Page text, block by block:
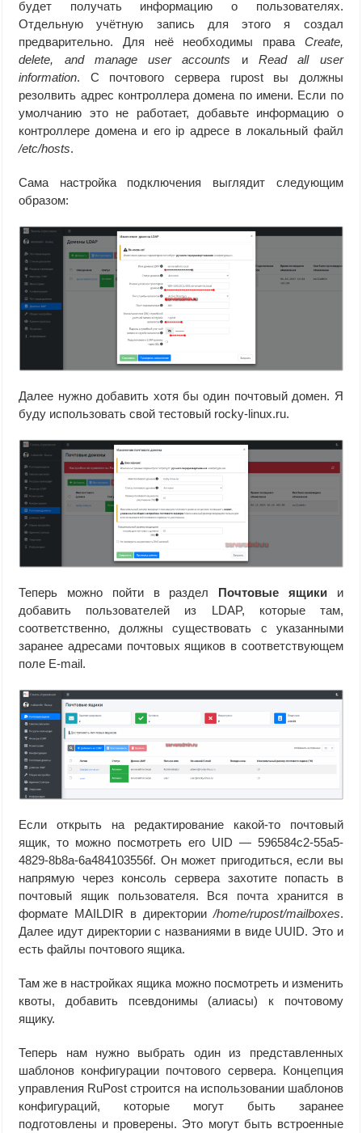
будет получать информацию о пользователях.
Отдельную учётную запись для этого я создал
предварительно. Для неё необходимы права Create,
delete, and manage user accounts иRead all user
information. С почтового сервера rupost вы должны
резолвить адрес контроллера домена по имени. Если по
умолчанию это не работает, добавьте информацию о
контроллере домена и его ip адресе в локальный файл
/etc/hosts.
Сама настройка подключения выглядит следующим
образом:
Далее нужно добавить хотя бы один почтовый домен. Я
буду использовать свой тестовый rocky-linux.ru.
Теперь можно пойти в раздел Почтовые ящикии
добавить пользователей из LDAP, которые там,
соответственно, должны существовать с указанными
заранее адресами почтовых ящиков в соответствующем
поле E-mail.
Если открыть на редактирование какой-то почтовый
ящик, то можно посмотреть его UID — 596584c2-55a5-
4829-8b8a-6a484103556f. Он может пригодиться, если вы
напрямую через консоль сервера захотите попасть в
почтовый ящик пользователя. Вся почта хранится в
формате MAILDIR в директории/home/rupost/mailboxes.
Далее идут директории с названиями в виде UUID. Это и
есть файлы почтового ящика.
Там же в настройках ящика можно посмотреть и изменить
квоты, добавить псевдонимы (алиасы) к почтовому
ящику.
Теперь нам нужно выбрать один из представленных
шаблонов конфигурации почтового сервера. Концепция
управления RuPost строится на использовании шаблонов
конфигураций, которые могут быть заранее
подготовлены и проверены. Это могут быть встроенные